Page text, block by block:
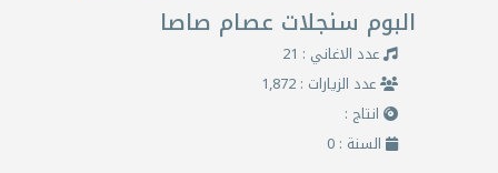
البوم سنجلات عصام صاصا
عدد الاغاني : 21
عدد الزيارات : 1,872
انتاج :
السنة : 0